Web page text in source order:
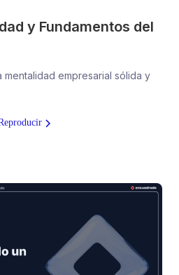
y Fundamentos del
mentalidad empresarial sólida y